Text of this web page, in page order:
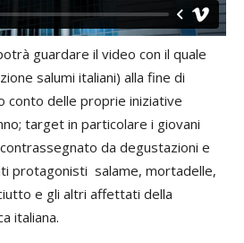
guardare il video con il quale
salumi italiani) alla fine di
conto delle proprie iniziative
target in particolare i giovani
da degustazioni e
protagonisti salame, mortadelle,
e gli altri affettati della
italiana.